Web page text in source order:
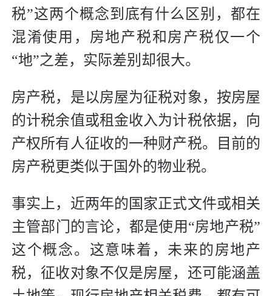
税”这两个概念到底有什么区别，都在
混淆使用，房地产税和房产税仅一个
“地”之差，实际差别却很大。
房产税，是以房屋为征税对象，按房屋
的计税余值或租金收入为计税依据，向
产权所有人征收的一种财产税。目前的
房产税更类似于国外的物业税。
事实上，近两年的国家正式文件或相关
主管部门的言论，都是使用“房地产税”
这个概念。这意味着，未来的房地产
税，征收对象不仅是房屋，还可能涵盖